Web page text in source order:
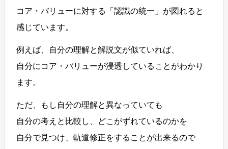
コア・バリューに対する「認識の統一」が図れると
感じています。
例えば、自分の理解と解説文が似ていれば、
自分にコア・バリューが浸透していることがわかり
ます。
ただ、もし自分の理解と異なっていても
自分の考えと比較し、どこがずれているのかを
自分で見つけ、軌道修正をすることが出来るので